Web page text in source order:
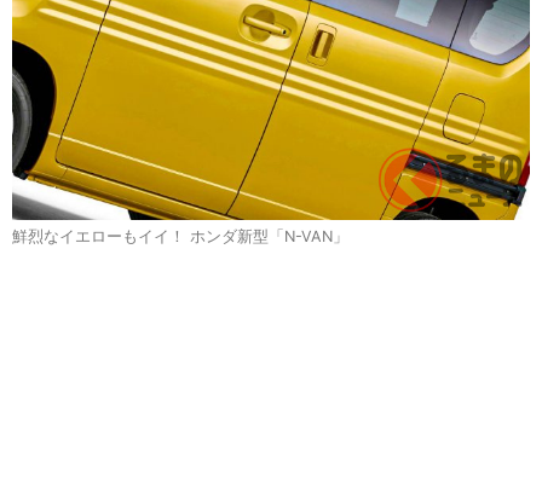
鮮烈なイエローもイイ！ ホンダ新型「N-VAN」